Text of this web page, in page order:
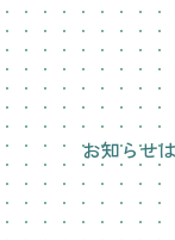
お知らせ